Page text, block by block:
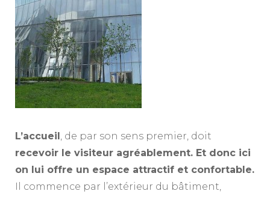
L’accueil , de par son sens premier, doit
recevoir le visiteur agréablement. Et donc ici
on lui offre un espace attractif et confortable.
Il commence par l’extérieur du bâtiment,